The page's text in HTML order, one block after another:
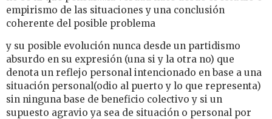
empirismo de las situaciones y una conclusión
coherente del posible problema
y su posible evolución nunca desde un partidismo
absurdo en su expresión (una si y la otra no) que
denota un reflejo personal intencionado en base a una
situación personal(odio al puerto y lo que representa)
sin ninguna base de beneficio colectivo y si un
supuesto agravio ya sea de situación o personal por